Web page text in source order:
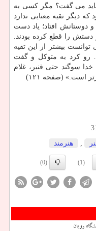
می گفت؟ مگر کسی به
دیگر تقیه معنایی ندارد
دوستانش افتاد؛ یاد دست
دستش را قطع کرده بودند.
بیشتر از این تقیه
رو کرد به متوکل و گفت
سوگند حتی قنبر، غلام
است.» (صفحه ۱۲۱)
, هنرمند
(1)
(0)
رویان